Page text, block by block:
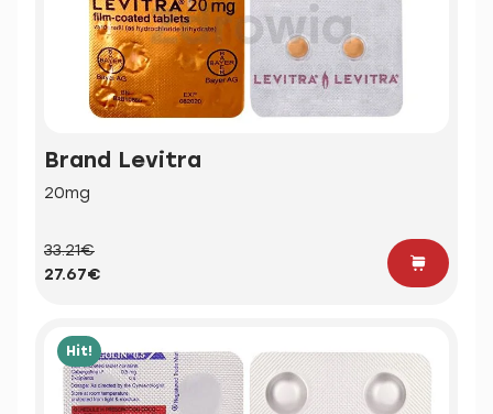
Brand Levitra
20mg
33.21€
27.67€
Hit!